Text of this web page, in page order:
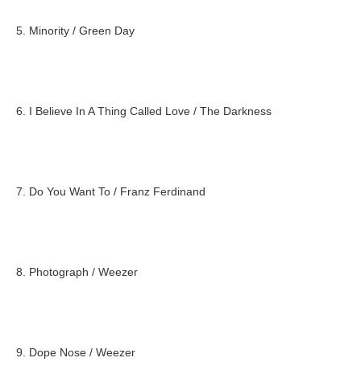
5. Minority / Green Day
6. I Believe In A Thing Called Love / The Darkness
7. Do You Want To / Franz Ferdinand
8. Photograph / Weezer
9. Dope Nose / Weezer